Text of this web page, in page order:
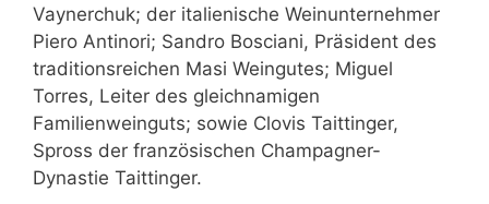
Vaynerchuk; der italienische Weinunternehmer
Piero Antinori; Sandro Bosciani, Präsident des
traditionsreichen Masi Weingutes; Miguel
Torres, Leiter des gleichnamigen
Familienweinguts; sowie Clovis Taittinger,
Spross der französischen Champagner-
Dynastie Taittinger.